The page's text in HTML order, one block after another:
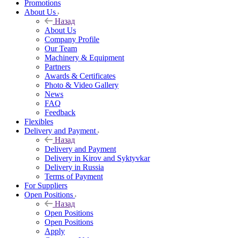
Promotions
About Us
Назад
About Us
Company Profile
Our Team
Machinery & Equipment
Partners
Awards & Certificates
Photo & Video Gallery
News
FAQ
Feedback
Flexibles
Delivery and Payment
Назад
Delivery and Payment
Delivery in Kirov and Syktyvkar
Delivery in Russia
Terms of Payment
For Suppliers
Open Positions
Назад
Open Positions
Open Positions
Apply